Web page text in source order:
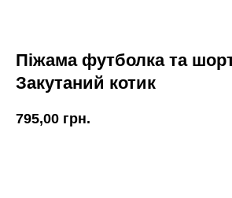
Піжама футболка та
Закутаний котик
795,00 грн.